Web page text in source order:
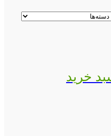
خرید